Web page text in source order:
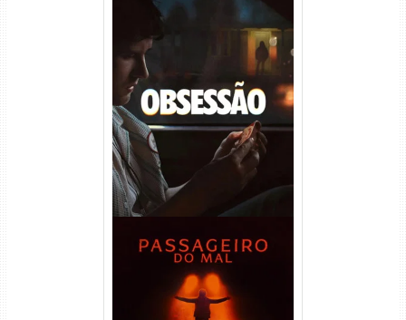
Obsessão Torrent (2026)
WEB-DL 1080p/4K Dual
Áudio